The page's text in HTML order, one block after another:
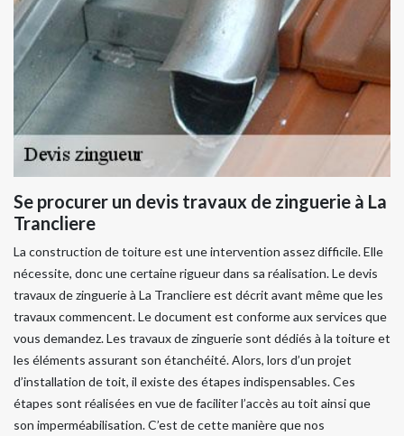
Se procurer un devis travaux de zinguerie à La
Trancliere
La construction de toiture est une intervention assez difficile. Elle
nécessite, donc une certaine rigueur dans sa réalisation. Le devis
travaux de zinguerie à La Trancliere est décrit avant même que les
travaux commencent. Le document est conforme aux services que
vous demandez. Les travaux de zinguerie sont dédiés à la toiture et
les éléments assurant son étanchéité. Alors, lors d’un projet
d’installation de toit, il existe des étapes indispensables. Ces
étapes sont réalisées en vue de faciliter l’accès au toit ainsi que
son imperméabilisation. C’est de cette manière que nos